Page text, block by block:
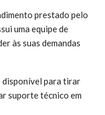
prestado pelo
uma equipe de
às suas demandas
disponível para tirar
suporte técnico em